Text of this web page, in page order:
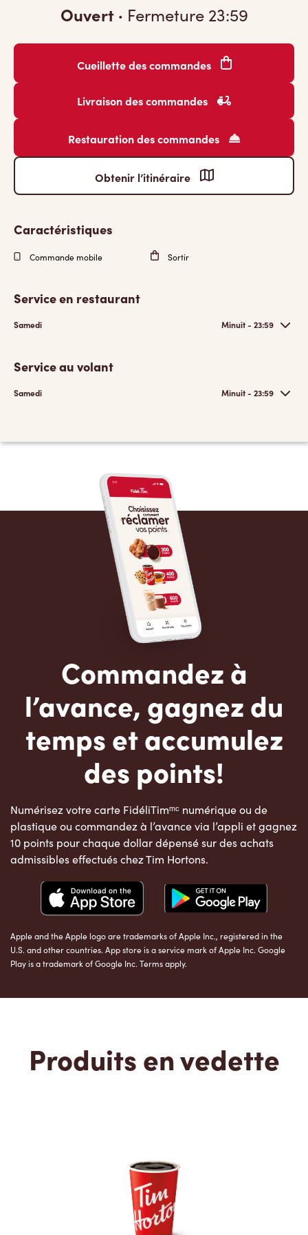
Ouvert · Fermeture 23:59
Cueillette des commandes
Livraison des commandes
Restauration des commandes
Obtenir l’itinéraire
Caractéristiques
Commande mobile Sortir
Service en restaurant
Samedi Minuit - 23:59
Service au volant
Samedi Minuit - 23:59
Commandez à
l’avance, gagnez du
temps et accumulez
des points!
Numérisez votre carte FidéliTimᵐᶜ numérique ou de
plastique ou commandez à l’avance via l’appli et gagnez
10 points pour chaque dollar dépensé sur des achats
admissibles effectués chez Tim Hortons.
Apple and the Apple logo are trademarks of Apple Inc., registered in the
U.S. and other countries. App store is a service mark of Apple Inc. Google
Play is a trademark of Google Inc. Terms apply.
Produits en vedette